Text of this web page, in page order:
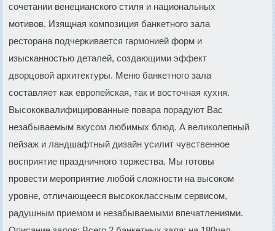
сочетании венецианского стиля и национальных
мотивов. Изящная композиция банкетного зала
ресторана подчеркивается гармонией форм и
изысканностью деталей, создающими эффект
дворцовой архитектуры. Меню банкетного зала
составляет как европейская, так и восточная кухня.
Высококвалифицированные повара порадуют Вас
незабываемым вкусом любимых блюд. А великолепный
пейзаж и ландшафтный дизайн усилит чувственное
восприятие праздничного торжества. Мы готовы
провести мероприятие любой сложности на высоком
уровне, отличающееся высококлассным сервисом,
радушным приемом и незабываемыми впечатлениями.